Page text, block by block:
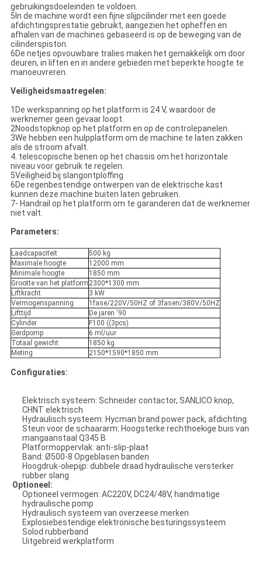
gebruikingsdoeleinden te voldoen.
5In de machine wordt een fijne slijpcilinder met een goede
afdichtingsprestatie gebruikt, aangezien het opheffen en
afhalen van de machines gebaseerd is op de beweging van de
cilinderspiston.
6De netjes opvouwbare tralies maken het gemakkelijk om door
deuren, in liften en in andere gebieden met beperkte hoogte te
manoeuvreren.
Veiligheidsmaatregelen:
1De werkspanning op het platform is 24 V, waardoor de
werknemer geen gevaar loopt.
2Noodstopknop op het platform en op de controlepanelen.
3We hebben een hulpplatform om de machine te laten zakken
als de stroom afvalt.
4. telescopische benen op het chassis om het horizontale
niveau voor gebruik te regelen.
5Veiligheid bij slangontploffing
6De regenbestendige ontwerpen van de elektrische kast
kunnen deze machine buiten laten gebruiken.
7- Handrail op het platform om te garanderen dat de werknemer
niet valt.
Parameters:
Laadcapaciteit
500 kg
Maximale hoogte
12000 mm
Minimale hoogte
1850 mm
Grootte van het platform 2300*1300 mm
Liftkracht
3 kW
Vermogenspanning
1fase/220V/50HZ of 3fasen/380V/50HZ
Lifttijd
De jaren '90
Cylinder
F100 ((3pcs)
Gerdpomp
6 ml/uur
Totaal gewicht
1850 kg
Meting
2150*1590*1850 mm
Configuraties:
Elektrisch systeem: Schneider contactor, SANLICO knop,
CHNT elektrisch
Hydraulisch systeem: Hycman brand power pack, afdichting
Steun voor de schaararm: Hoogsterke rechthoekige buis van
mangaanstaal Q345 B
Platformoppervlak: anti-slip-plaat
Band: Ø500-8 Opgeblasen banden
Hoogdruk-oliepijp: dubbele draad hydraulische versterker
rubber slang
Optioneel:
Optioneel vermogen: AC220V, DC24/48V, handmatige
hydraulische pomp
Hydraulisch systeem van overzeese merken
Explosiebestendige elektronische besturingssysteem
Solod rubberband
Uitgebreid werkplatform